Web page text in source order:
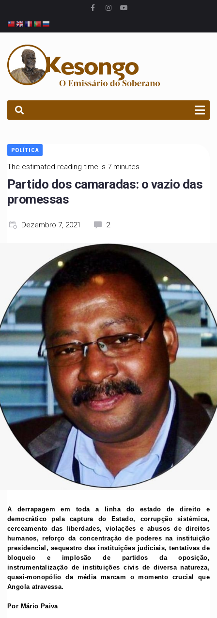
POLÍTICA
The estimated reading time is 7 minutes
Partido dos camaradas: o vazio das
promessas
Dezembro 7, 2021 2
A derrapagem em toda a linha do estado de direito e
democrático pela captura do Estado, corrupção sistémica,
cerceamento das liberdades, violações e abusos de direitos
humanos, reforço da concentração de poderes na instituição
presidencial, sequestro das instituições judiciais, tentativas de
bloqueio e implosão de partidos da oposição,
instrumentalização de instituições civis de diversa natureza,
quasi-monopólio da média marcam o momento crucial que
Angola atravessa.
Por Mário Paiva
PROCURAR